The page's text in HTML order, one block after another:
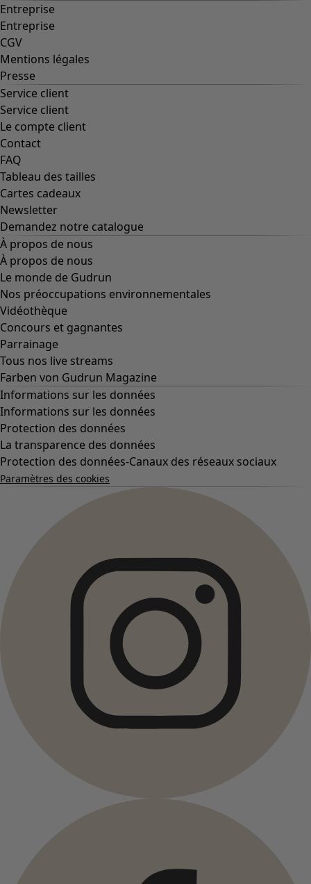
Entreprise
Entreprise
CGV
Mentions légales
Presse
Service client
Service client
Le compte client
Contact
FAQ
Tableau des tailles
Cartes cadeaux
Newsletter
Demandez notre catalogue
À propos de nous
À propos de nous
Le monde de Gudrun
Nos préoccupations environnementales
Vidéothèque
Concours et gagnantes
Parrainage
Tous nos live streams
Farben von Gudrun Magazine
Informations sur les données
Informations sur les données
Protection des données
La transparence des données
Protection des données-Canaux des réseaux sociaux
Paramètres des cookies